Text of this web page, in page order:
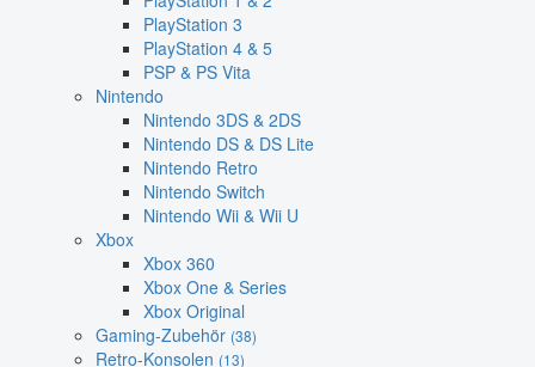
PlayStation 3
PlayStation 4 & 5
PSP & PS Vita
Nintendo
Nintendo 3DS & 2DS
Nintendo DS & DS Lite
Nintendo Retro
Nintendo Switch
Nintendo Wii & Wii U
Xbox
Xbox 360
Xbox One & Series
Xbox Original
Gaming-Zubehör (38)
Retro-Konsolen (13)